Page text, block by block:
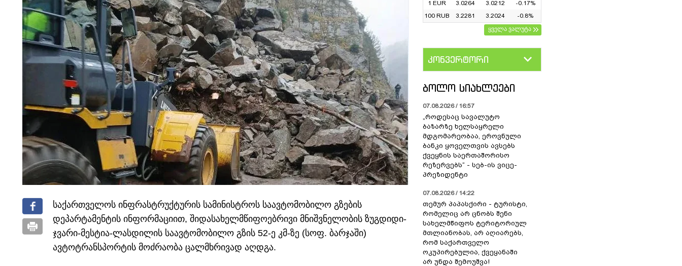
საქართველოს ინფრასტრუქტურის სამინისტროს საავტომობილო გზების
დეპარტამენტის ინფორმაციით, შიდასახელმწიფოებრივი მნიშვნელობის ზუგდიდი-
ჯვარი-მესტია-ლასდილის საავტომობილო გზის 52-ე კმ-ზე (სოფ. ბარჯაში)
ავტოტრანსპორტის მოძრაობა ცალმხრივად აღდგა.
1 EUR
3.0264 3.0212
-0.17%
100 RUB
3.2281 3.2024
-0.8%
ყველა ვალუტა
კონვერტორი
ᲑᲝᲚᲝ ᲡᲘᲐᲮᲚᲔᲔᲑᲘ
07.08.2026 / 16:57
„როდესაც სავალუტო
ბაზარზე ხელსაყრელი
მდგომარეობაა, ეროვნული
ბანკი ყოველთვის ავსებს
ქვეყნის საერთაშორისო
რეზერვებს“ - სებ-ის ვიცე-
პრეზიდენტი
07.08.2026 / 14:22
თემურ პაპასქირი - ტურისტი,
რომელიც არ ცნობს შენი
სახელმწიფოს ტერიტორიულ
მთლიანობას, არ აღიარებს,
რომ საქართველო
ოკუპირებულია, ქვეყანაში
არ უნდა შემოუშვა!